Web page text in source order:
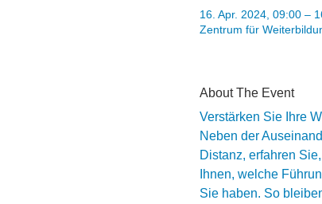
16. Apr. 2024, 09:00 –
Zentrum für
About The Event
Verstärken Sie Ihre
Neben der
Distanz, erfahren
Ihnen, welche
Sie haben. So